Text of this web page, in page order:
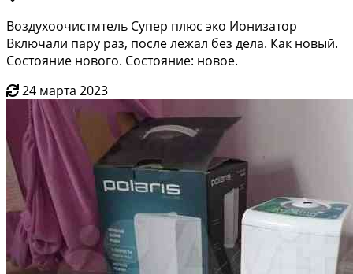
Воздухоочистмтель Супер плюс эко Ионизатор
Включали пару раз, после лежал без дела. Как новый.
Состояние нового. Состояние: новое.
24 марта 2023